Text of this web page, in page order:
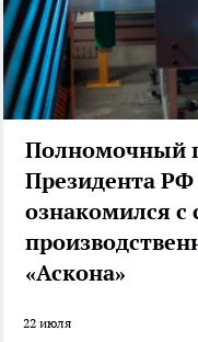
Полномочный
Президента
ознакомился
«Аскона»
22 июля